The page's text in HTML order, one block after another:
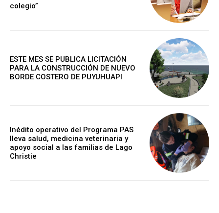
colegio”
ESTE MES SE PUBLICA LICITACIÓN
PARA LA CONSTRUCCIÓN DE NUEVO
BORDE COSTERO DE PUYUHUAPI
Inédito operativo del Programa PAS
lleva salud, medicina veterinaria y
apoyo social a las familias de Lago
Christie